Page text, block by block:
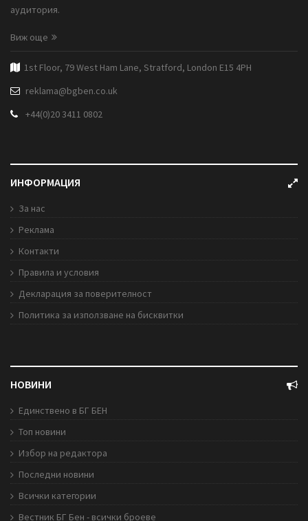
аудитория.
Виж още
1st Floor, 79 West Ham Lane, Stratford, London E15 4PH
reklama@bgben.co.uk
+44(0)20 3411 0802
ИНФОРМАЦИЯ
За нас
Реклама
Контакти
Правила и условия
Декларация за поверителност
Политика за използване на бисквитки
НОВИНИ
Единствено в БГ БЕН
Топ новини
Избор на редактора
Последни новини
Всички категории
Вестник БГ Бен - всички броеве